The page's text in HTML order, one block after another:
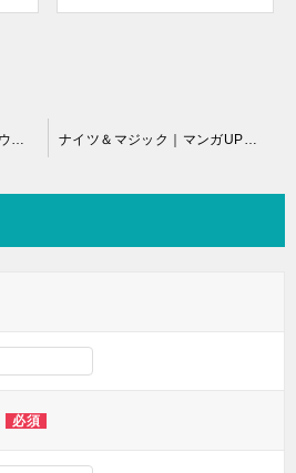
異世界おじさん｜コミックウォーカーで全話無料連載中 ナイツ＆マジック｜マンガUPで全話無料
必須